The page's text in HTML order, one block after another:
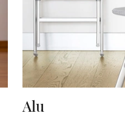
Alu